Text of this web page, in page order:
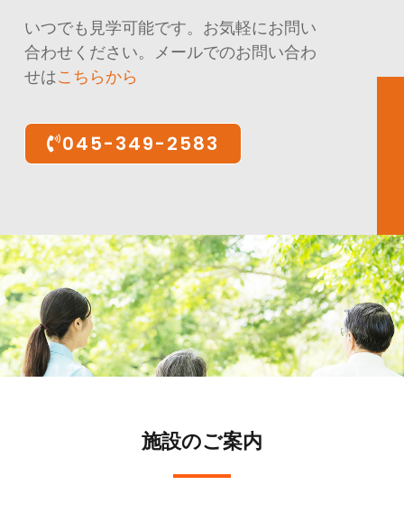
いつでも見学可能です。お気軽にお問い
合わせください。メールでのお問い合わ
せはこちらから
045-349-2583
施設のご案内